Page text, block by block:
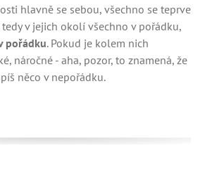
hlavně se sebou, všechno se teprve
v jejich okolí všechno v pořádku,
pořádku. Pokud je kolem nich
náročné - aha, pozor, to znamená, že
něco v nepořádku.